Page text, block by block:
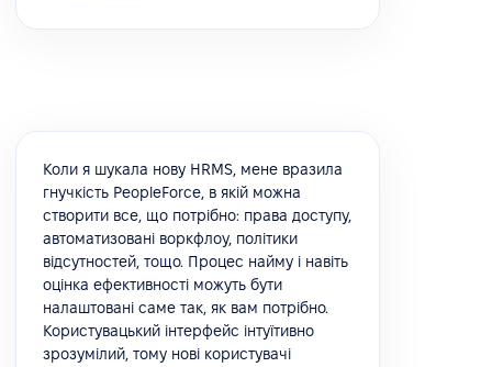
Коли я шукала нову HRMS, мене вразила
гнучкість PeopleForce, в якій можна
створити все, що потрібно: права доступу,
автоматизовані воркфлоу, політики
відсутностей, тощо. Процес найму і навіть
оцінка ефективності можуть бути
налаштовані саме так, як вам потрібно.
Користувацький інтерфейс інтуїтивно
зрозумілий, тому нові користувачі